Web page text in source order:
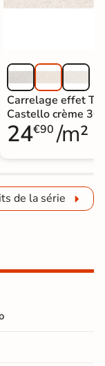
Carrelage effet
Castello crème
24€90 /m²
de la série